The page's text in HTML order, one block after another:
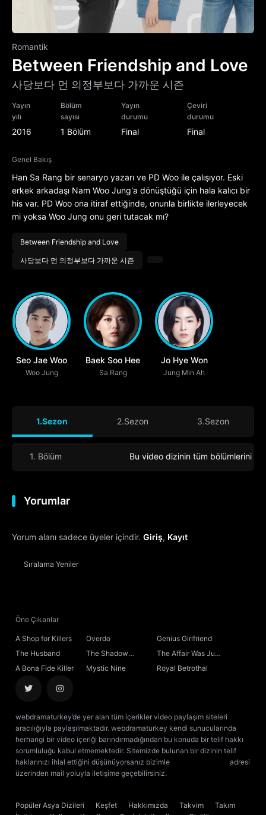
Romantik
Between Friendship and Love
사당보다 먼 의정부보다 가까운 시즌
Yayın
yılı
2016
Bölüm
sayısı
1 Bölüm
Yayın
durumu
Final
Çeviri
durumu
Final
Genel Bakış
Han Sa Rang bir senaryo yazarı ve PD Woo ile çalışıyor. Eski
erkek arkadaşı Nam Woo Jung'a dönüştüğü için hala kalıcı bir
his var. PD Woo ona itiraf ettiğinde, onunla birlikte ilerleyecek
mi yoksa Woo Jung onu geri tutacak mı?
Between Friendship and Love
사당보다 먼 의정부보다 가까운 시즌
Seo Jae Woo
Woo Jung
Baek Soo Hee
Sa Rang
Jo Hye Won
Jung Min Ah
1.Sezon 2.Sezon 3.Sezon
1. Bölüm Bu video dizinin tüm bölümlerini
Yorumlar
Yorum alanı sadece üyeler içindir. Giriş, Kayıt
Sıralama Yeniler
Öne Çıkanlar
A Shop for Killers Overdo
Genius Girlfriend
The Husband
The Shadow
Sovereign
The Affair Was Just
the Beginning
A Bona Fide Killer Mystic Nine Royal Betrothal
webdramaturkey’de yer alan tüm içerikler video paylaşım siteleri
aracılığıyla paylaşılmaktadır. webdramaturkey kendi sunucularında
herhangi bir video içeriği barındırmadığından bu konuda bir telif hakkı
sorumluluğu kabul etmemektedir. Sitemizde bulunan bir dizinin telif
haklarınızı ihlal ettiğini düşünüyorsanız bizimle
adresi
üzerinden mail yoluyla iletişime geçebilirsiniz.
Popüler Asya Dizileri Keşfet Hakkımızda Takvim
Takım